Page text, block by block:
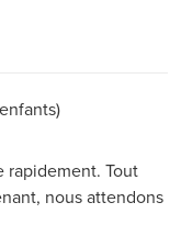
rapidement. Tout
nous attendons